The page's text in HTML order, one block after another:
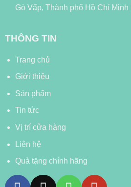
Gò Vấp, Thành phố Hồ Chí
THÔNG TIN
Trang chủ
Giới thiệu
Sản phẩm
Tin tức
Vị trí cửa hàng
Liên hệ
Quà tặng chính hãng